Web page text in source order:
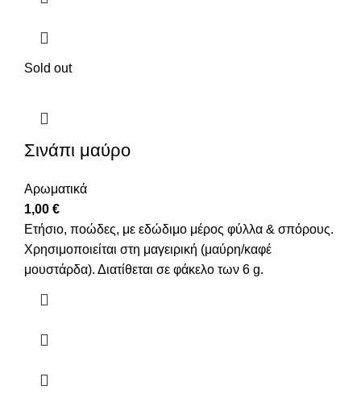
Sold out
Σινάπι μαύρο
Αρωματικά
1,00 €
Ετήσιο, ποώδες, με εδώδιμο μέρος φύλλα & σπόρους.
Χρησιμοποιείται στη μαγειρική (μαύρη/καφέ
μουστάρδα). Διατίθεται σε φάκελο των 6 g.